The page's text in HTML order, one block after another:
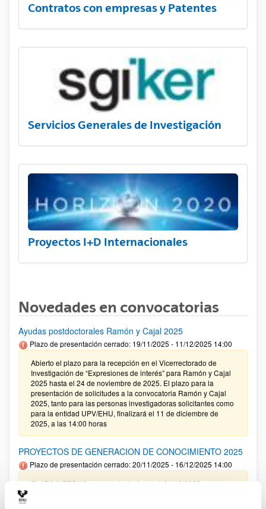
Contratos con empresas y Patentes
Servicios Generales de Investigación
Proyectos I+D Internacionales
Novedades en convocatorias
Ayudas postdoctorales Ramón y Cajal 2025
Plazo de presentación cerrado: 19/11/2025 - 11/12/2025 14:00
Abierto el plazo para la recepción en el Vicerrectorado de
Investigación de “Expresiones de interés” para Ramón y Cajal
2025 hasta el 24 de noviembre de 2025. El plazo para la
presentación de solicitudes a la convocatoria Ramón y Cajal
2025, tanto para las personas investigadoras solicitantes como
para la entidad UPV/EHU, finalizará el 11 de diciembre de
2025, a las 14:00 horas
PROYECTOS DE GENERACION DE CONOCIMIENTO 2025
Plazo de presentación cerrado: 20/11/2025 - 16/12/2025 14:00
PLAZO INTERNO para envío de Anexo I: 01/12/2025